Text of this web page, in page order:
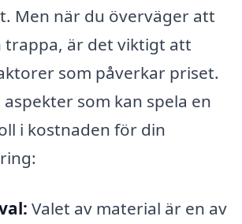
Men när du överväger att
trappa, är det viktigt att
som påverkar priset.
som kan spela en
i kostnaden för din
Valet av material är en av